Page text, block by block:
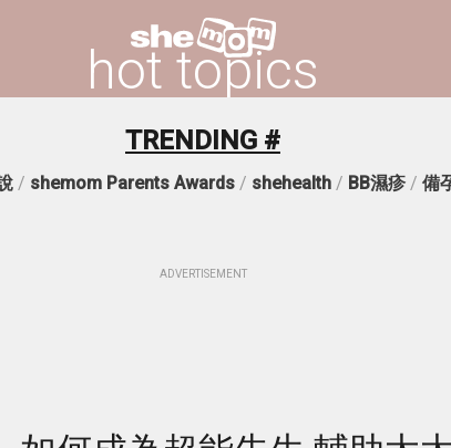
hot topics
TRENDING #
/ shemom Parents Awards / shehealth / BB濕疹 / 備
ADVERTISEMENT